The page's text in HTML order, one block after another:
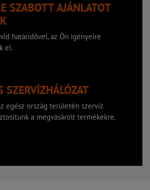
SZABOTT AJÁNLATOT
határidővel, az Ön igényeire
el.
SZERVÍZHÁLÓZAT
egész ország területén szervíz
a megvásárolt termékekre.